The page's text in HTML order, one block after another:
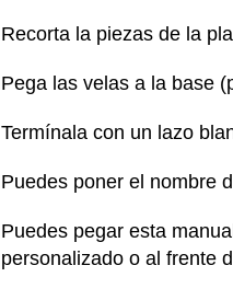
Recorta la piezas de la
Pega las velas a la base
Termínala con un lazo
Puedes poner el nombre
Puedes pegar esta
personalizado o al frente